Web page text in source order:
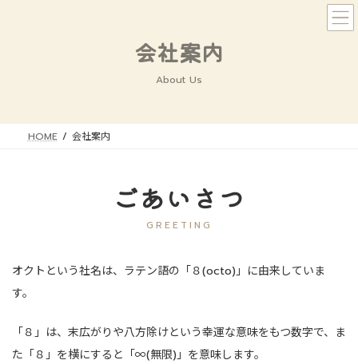
会社案内
About Us
HOME 会社案内
ごあいさつ
GREETING
オクトという社名は、ラテン語の「８(octo)」に由来していま
す。
「８」は、末広がりや八方除けという幸運な意味をもつ数字で、ま
た「８」を横にすると「∞(無限)」を意味します。